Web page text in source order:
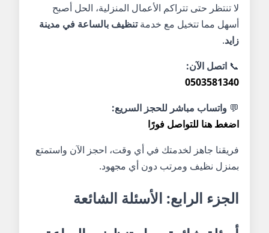
لا تنتظر حتى تتراكم الأعمال المنزلية، الحل أصبح
أسهل مما تتخيل مع خدمةتنظيف بالساعة في مدينة
زايد.
📞 اتصل الآن:
0503581340
💬 واتساب مباشر للحجز السريع:
اضغط هنا للتواصل فورًا
فريقنا جاهز لخدمتك في أي وقت، احجز الآن واستمتع
بمنزل نظيف ومرتب دون أي مجهود.
الجزء الرابع: الأسئلة الشائعة